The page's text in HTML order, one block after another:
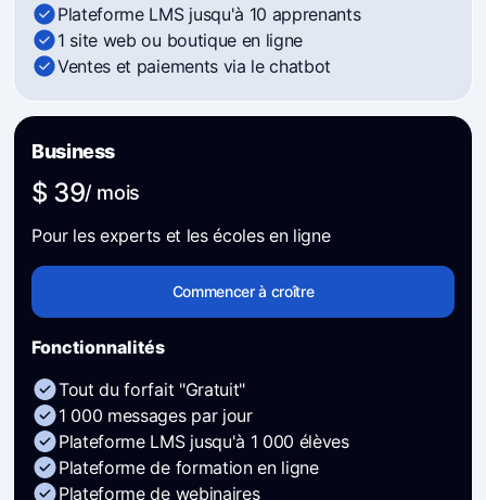
Plateforme LMS jusqu'à 10 apprenants
1 site web ou boutique en ligne
Ventes et paiements via le chatbot
Business
$ 39/ mois
Pour les experts et les écoles en ligne
Commencer à croître
Fonctionnalités
Tout du forfait "Gratuit"
1 000 messages par jour
Plateforme LMS jusqu'à 1 000 élèves
Plateforme de formation en ligne
Plateforme de webinaires